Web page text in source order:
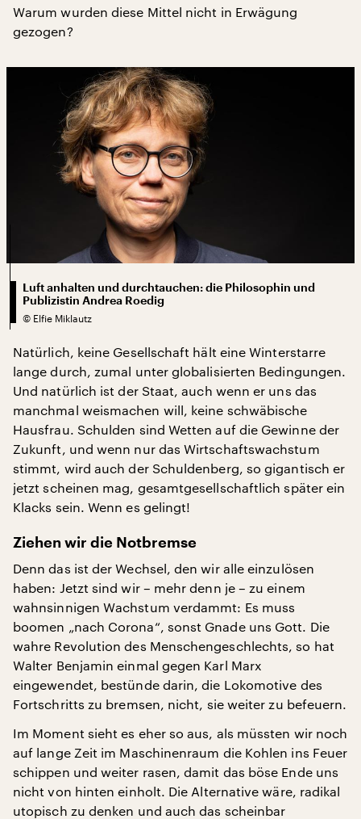
Warum wurden diese Mittel nicht in Erwägung
gezogen?
Luft anhalten und durchtauchen: die Philosophin und
Publizistin Andrea Roedig
© Elfie Miklautz
Natürlich, keine Gesellschaft hält eine Winterstarre
lange durch, zumal unter globalisierten Bedingungen.
Und natürlich ist der Staat, auch wenn er uns das
manchmal weismachen will, keine schwäbische
Hausfrau. Schulden sind Wetten auf die Gewinne der
Zukunft, und wenn nur das Wirtschaftswachstum
stimmt, wird auch der Schuldenberg, so gigantisch er
jetzt scheinen mag, gesamtgesellschaftlich später ein
Klacks sein. Wenn es gelingt!
Ziehen wir die Notbremse
Denn das ist der Wechsel, den wir alle einzulösen
haben: Jetzt sind wir – mehr denn je – zu einem
wahnsinnigen Wachstum verdammt: Es muss
boomen „nach Corona“, sonst Gnade uns Gott. Die
wahre Revolution des Menschengeschlechts, so hat
Walter Benjamin einmal gegen Karl Marx
eingewendet, bestünde darin, die Lokomotive des
Fortschritts zu bremsen, nicht, sie weiter zu befeuern.
Im Moment sieht es eher so aus, als müssten wir noch
auf lange Zeit im Maschinenraum die Kohlen ins Feuer
schippen und weiter rasen, damit das böse Ende uns
nicht von hinten einholt. Die Alternative wäre, radikal
utopisch zu denken und auch das scheinbar